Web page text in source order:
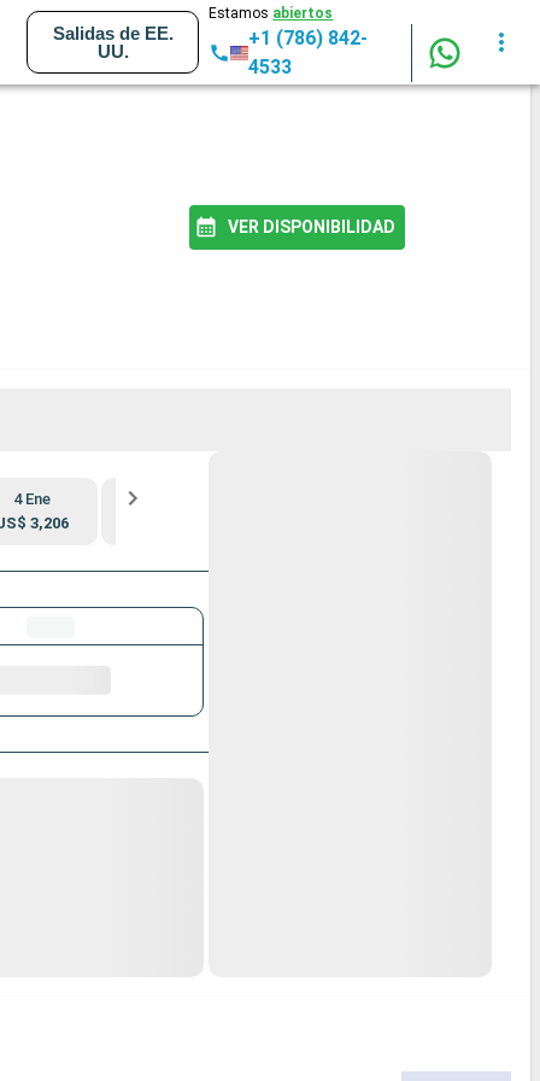
Salidas de EE.
UU.
Estamos abiertos
+1 (786) 842-
4533
VER DISPONIBILIDAD
4 Ene
3,206